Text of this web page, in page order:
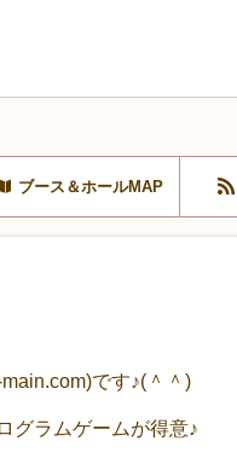
ブース＆ホールMAP
です♪(＾＾)
グラムゲームが得意♪